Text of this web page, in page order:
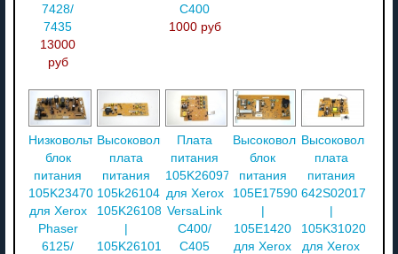
7428/
7435
13000
руб
C400
1000 руб
Низковольтный
блок
питания
105K23470
для Xerox
Phaser
6125/
Высоковольтная
плата
питания
105k26104
105K26108
|
105K26101
Плата
питания
105K26097
для Xerox
VersaLink
C400/
C405
Высоковольтный
блок
питания
105E17590
|
105E1420
для Xerox
Высоковольтная
плата
питания
642S02017
|
105K31020
для Xerox